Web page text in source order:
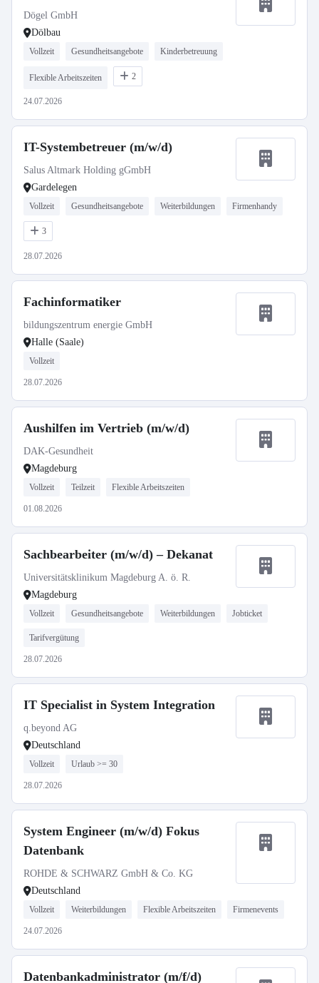
Dögel GmbH
Dölbau
Vollzeit Gesundheitsangebote Kinderbetreuung
Flexible Arbeitszeiten 2
24.07.2026
IT-Systembetreuer (m/w/d)
Salus Altmark Holding gGmbH
Gardelegen
Vollzeit Gesundheitsangebote Weiterbildungen Firmenhandy
3
28.07.2026
Fachinformatiker
bildungszentrum energie GmbH
Halle (Saale)
Vollzeit
28.07.2026
Aushilfen im Vertrieb (m/w/d)
DAK-Gesundheit
Magdeburg
Vollzeit Teilzeit Flexible Arbeitszeiten
01.08.2026
Sachbearbeiter (m/w/d) – Dekanat
Universitätsklinikum Magdeburg A. ö. R.
Magdeburg
Vollzeit Gesundheitsangebote Weiterbildungen Jobticket
Tarifvergütung
28.07.2026
IT Specialist in System Integration
q.beyond AG
Deutschland
Vollzeit Urlaub >= 30
28.07.2026
System Engineer (m/w/d) Fokus
Datenbank
ROHDE & SCHWARZ GmbH & Co. KG
Deutschland
Vollzeit Weiterbildungen Flexible Arbeitszeiten Firmenevents
24.07.2026
Datenbankadministrator (m/f/d)